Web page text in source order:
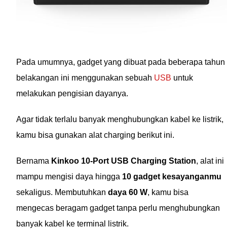
Pada umumnya, gadget yang dibuat pada beberapa tahun
belakangan ini menggunakan sebuah USB untuk
melakukan pengisian dayanya.
Agar tidak terlalu banyak menghubungkan kabel ke listrik,
kamu bisa gunakan alat charging berikut ini.
Bernama Kinkoo 10-Port USB Charging Station, alat ini
mampu mengisi daya hingga 10 gadget kesayanganmu
sekaligus. Membutuhkan daya 60 W, kamu bisa
mengecas beragam gadget tanpa perlu menghubungkan
banyak kabel ke terminal listrik.